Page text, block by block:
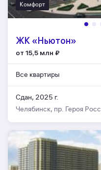
Комфорт
ЖК «Ньютон»
от 15,5 млн ₽
Все квартиры
Сдан, 2025 г.
Челябинск, пр. Героя